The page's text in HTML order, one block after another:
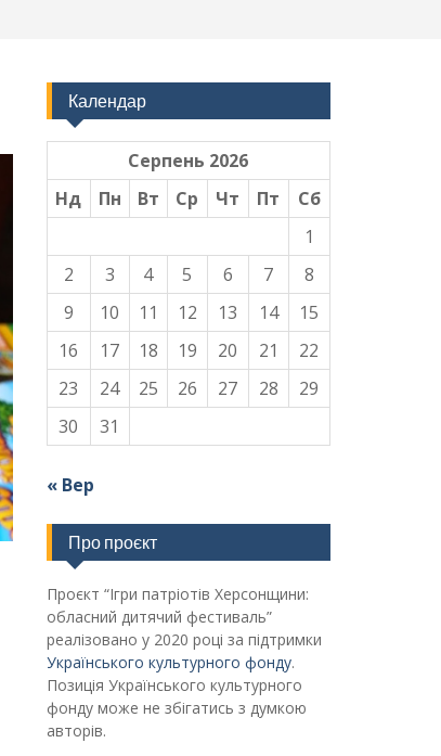
Календар
Серпень 2026
Нд
Пн Вт Ср Чт Пт
Сб
1
2
3 4 5 6 7
8
9
10 11 12 13 14
15
16
17 18 19 20 21
22
23
24 25 26 27 28
29
30
31
« Вер
Про проєкт
Проєкт “Ігри патріотів Херсонщини:
обласний дитячий фестиваль”
реалізовано у 2020 році за підтримки
Українського культурного фонду.
Позиція Українського культурного
фонду може не збігатись з думкою
авторів.